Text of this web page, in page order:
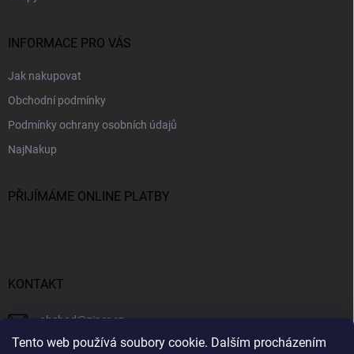
Tento web používá soubory cookie. Dalším procházením
INFORMACE PRO VÁS
Jak nakupovat
Obchodní podmínky
Podmínky ochrany osobních údajů
NajNakup
PŘIJÍMÁME ONLINE PLATBY
KONTAKT
obchod@ziner.cz
728 355 665